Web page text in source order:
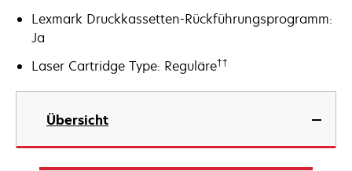
Lexmark Druckkassetten-Rückführungsprogramm:
Ja
Laser Cartridge Type: Reguläre††
Übersicht